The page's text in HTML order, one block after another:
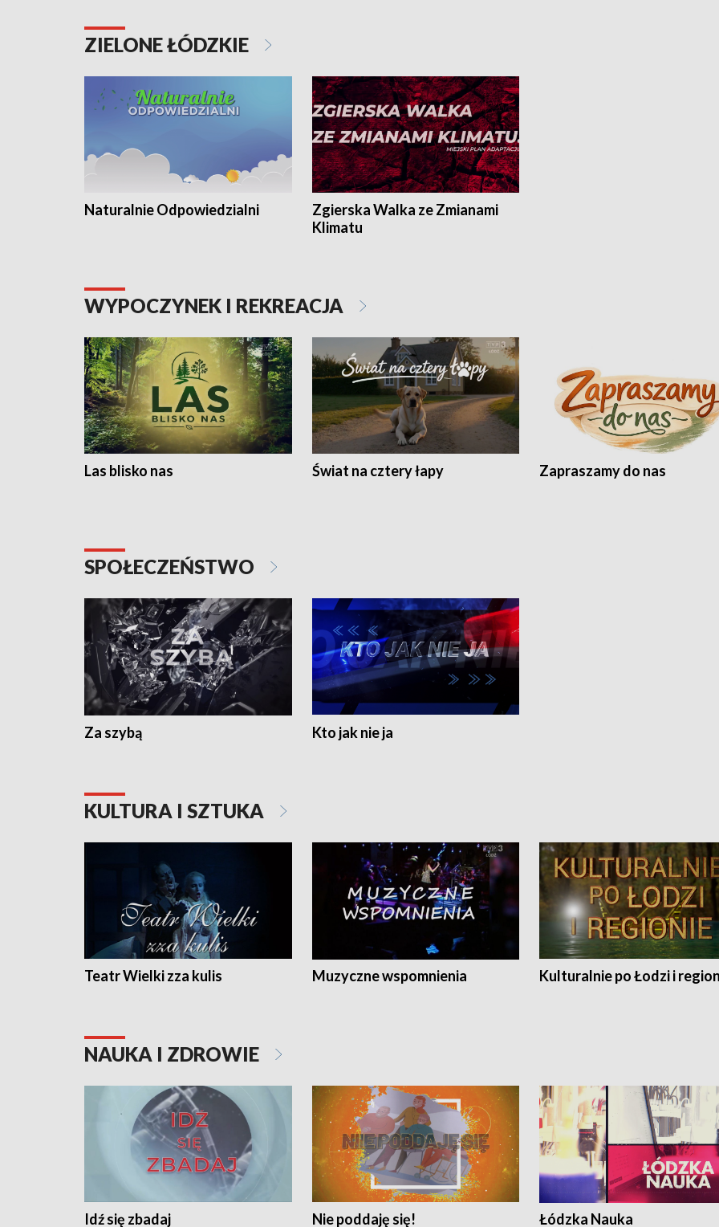
ZIELONE ŁÓDZKIE
Naturalnie Odpowiedzialni
Zgierska Walka ze Zmianami
Klimatu
WYPOCZYNEK I REKREACJA
Las blisko nas Świat na cztery łapy Zapraszamy do nas
SPOŁECZEŃSTWO
Za szybą Kto jak nie ja
KULTURA I SZTUKA
Teatr Wielki zza kulis Muzyczne wspomnienia Kulturalnie po Łodzi i
NAUKA I ZDROWIE
Idź się zbadaj Nie poddaję się! Łódzka Nauka